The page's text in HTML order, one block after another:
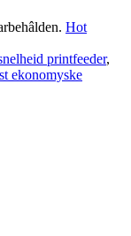
Hot
printfeeder,
ekonomyske